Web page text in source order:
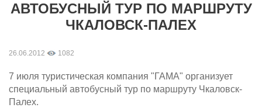
АВТОБУСНЫЙ ТУР ПО МАРШРУТУ
ЧКАЛОВСК-ПАЛЕХ
26.06.2012 1082
7 июля туристическая компания "ГАМА" организует
специальный автобусный тур по маршруту Чкаловск-
Палех.